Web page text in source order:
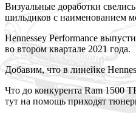
Визуальные доработки
шильдиков с наименованием
Hennessey Performance
во втором квартале 2021 года.
Добавим, что в линейке
Что до конкурента Ram 1500
тут на помощь приходят